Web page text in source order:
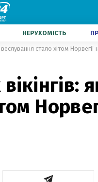
НЕРУХОМІСТЬ
веслування стало хітом